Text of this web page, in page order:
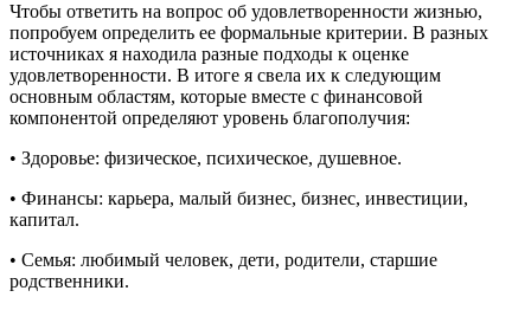
Чтобы ответить на вопрос об удовлетворенности жизнью,
попробуем определить ее формальные критерии. В разных
источниках я находила разные подходы к оценке
удовлетворенности. В итоге я свела их к следующим
основным областям, которые вместе с финансовой
компонентой определяют уровень благополучия:
• Здоровье: физическое, психическое, душевное.
• Финансы: карьера, малый бизнес, бизнес, инвестиции,
капитал.
• Семья: любимый человек, дети, родители, старшие
родственники.